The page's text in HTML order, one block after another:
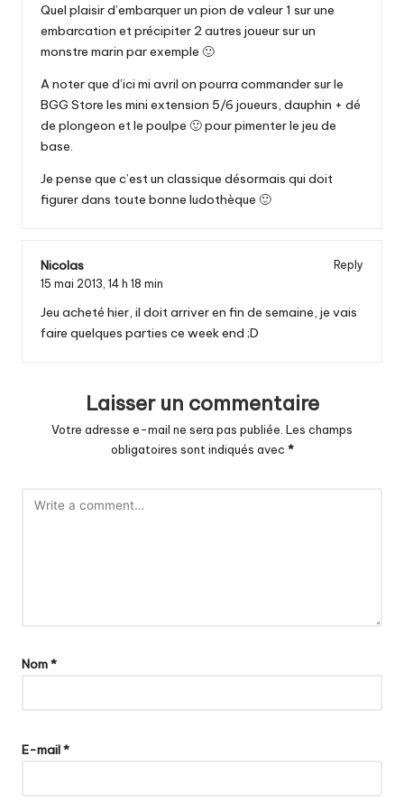
Quel plaisir d’embarquer un pion de valeur 1 sur une
embarcation et précipiter 2 autres joueur sur un
monstre marin par exemple 🙂
A noter que d’ici mi avril on pourra commander sur le
BGG Store les mini extension 5/6 joueurs, dauphin + dé
de plongeon et le poulpe 🙂 pour pimenter le jeu de
base.
Je pense que c’est un classique désormais qui doit
figurer dans toute bonne ludothèque 🙂
Nicolas
Reply
15 mai 2013, 14 h 18 min
Jeu acheté hier, il doit arriver en fin de semaine, je vais
faire quelques parties ce week end ;D
Laisser un commentaire
Votre adresse e-mail ne sera pas publiée. Les champs
obligatoires sont indiqués avec *
Nom*
E-mail*